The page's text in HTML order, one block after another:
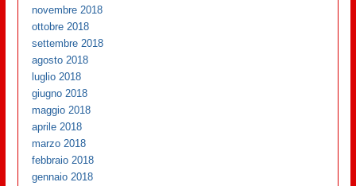
novembre 2018
ottobre 2018
settembre 2018
agosto 2018
luglio 2018
giugno 2018
maggio 2018
aprile 2018
marzo 2018
febbraio 2018
gennaio 2018